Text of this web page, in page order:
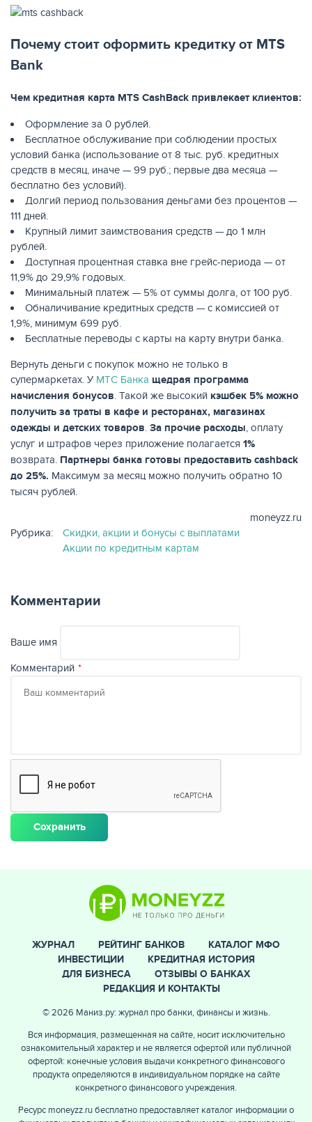
РЕЙТИНГ БАНКОВ
ЕЩЁ
Почему стоит оформить кредитку от MTS
Bank
Чем кредитная карта MTS CashBack привлекает клиентов:
Оформление за 0 рублей.
Бесплатное обслуживание при соблюдении простых
условий банка (использование от 8 тыс. руб. кредитных
средств в месяц, иначе — 99 руб.; первые два месяца —
бесплатно без условий).
Долгий период пользования деньгами без процентов —
111 дней.
Крупный лимит заимствования средств — до 1 млн
рублей.
Доступная процентная ставка вне грейс-периода — от
11,9% до 29,9% годовых.
Минимальный платеж — 5% от суммы долга, от 100 руб.
Обналичивание кредитных средств — с комиссией от
1,9%, минимум 699 руб.
Бесплатные переводы с карты на карту внутри банка.
Вернуть деньги с покупок можно не только в
супермаркетах. У МТС Банка щедрая программа
начисления бонусов . Такой же высокий кэшбек 5% можно
получить за траты в кафе и ресторанах, магазинах
одежды и детских товаров За прочие расходы , оплату
услуг и штрафов через приложение полагается 1%
возврата. Партнеры банка готовы предоставить cashback
до 25%. Максимум за месяц можно получить обратно 10
тысяч рублей.
moneyzz.ru
Рубрика:
Скидки, акции и бонусы с выплатами
Акции по кредитным картам
Комментарии
Ваше имя
Комментарий
ЖУРНАЛ РЕЙТИНГ БАНКОВ
КАТАЛОГ МФО
ИНВЕСТИЦИИ
КРЕДИТНАЯ ИСТОРИЯ
ДЛЯ БИЗНЕСА
ОТЗЫВЫ О БАНКАХ
РЕДАКЦИЯ И КОНТАКТЫ
© 2026 Маниз.ру: журнал про банки, финансы и жизнь.
Вся информация, размещенная на сайте, носит исключительно
ознакомительный характер и не является офертой или публичной
офертой: конечные условия выдачи конкретного финансового
продукта определяются в индивидуальном порядке на сайте
конкретного финансового учреждения.
Ресурс moneyzz.ru бесплатно предоставляет каталог информации о